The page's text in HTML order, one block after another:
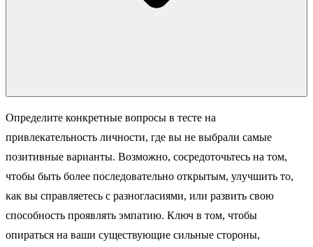
Определите конкретные вопросы в тесте на
привлекательность личности, где вы не выбрали самые
позитивные варианты. Возможно, сосредоточьтесь на том,
чтобы быть более последовательно открытым, улучшить то,
как вы справляетесь с разногласиями, или развить свою
способность проявлять эмпатию. Ключ в том, чтобы
опираться на ваши существующие сильные стороны,